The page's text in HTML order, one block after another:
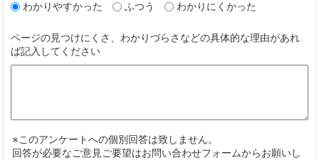
わかりやすかった ふつう わかりにくかった
ページの見つけにくさ、わかりづらさなどの具体的な理由があれ
ば記入してください
※このアンケートへの個別回答は致しません。
回答が必要なご意見ご要望はお問い合わせフォームからお願いし